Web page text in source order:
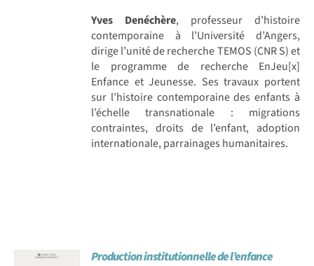
Yves Denéchère, professeur d’histoire
contemporaine à l’Université d’Angers,
dirige l’unité de recherche TEMOS (CNR S) et
le programme de recherche EnJeu[x]
Enfance et Jeunesse. Ses travaux portent
sur l’histoire contemporaine des enfants à
l’échelle transnationale : migrations
contraintes, droits de l’enfant, adoption
internationale, parrainages humanitaires.
Production institutionnelle de l’enfance